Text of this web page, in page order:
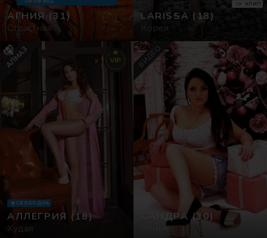
Сексгид
Фото
АГНИЯ (31)
Страстная
ПРОФИЛЬ
LARISSA (18)
Корея
КЛИП
АЛЛЕГРИЯ (18)
Худая
СВОБОДНА
VIP
АЛМАЗ
САНДРА (30)
Чонып
ВИДЕО